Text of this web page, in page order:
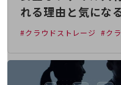
モバイル・音声
バックオフィス
リモート・ハイブリッドワー
れる理由と気にな
#クラウドストレージ #ク